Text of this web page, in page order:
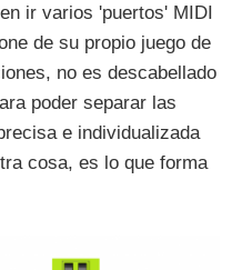
ir varios 'puertos' MIDI
de su propio juego de
no es descabellado
poder separar las
e individualizada
cosa, es lo que forma